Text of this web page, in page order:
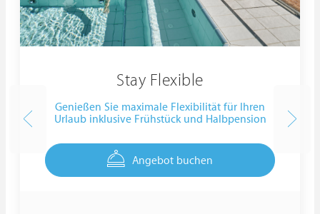
Stay Flexible
Genießen Sie maximale Flexibilität für Ihren
Urlaub inklusive Frühstück und Halbpension
Angebot buchen